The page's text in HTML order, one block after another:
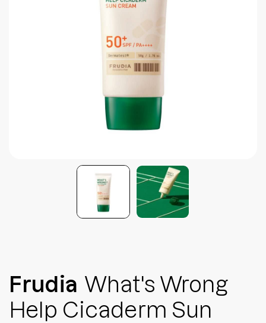
Protector Solar en Barra No.1
Parche para granitos
Rastrear mi Pedido
Parches para granitos internos
Frudia What's Wrong
Help Cicaderm Sun